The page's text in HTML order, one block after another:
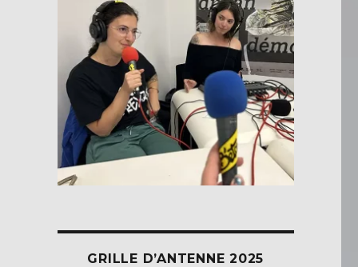
GRILLE D’ANTENNE 2025